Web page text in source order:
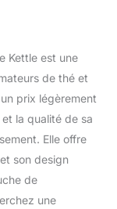
Kettle est une
de thé et
prix légèrement
la qualité de sa
Elle offre
son design
de
une